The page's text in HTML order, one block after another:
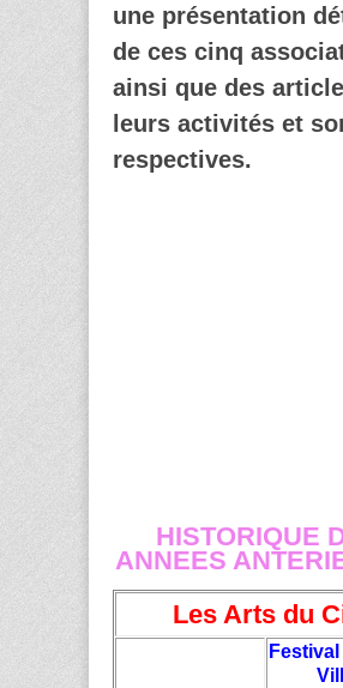
une présentation
de ces cinq
ainsi que des
leurs activités et
respectives.
HISTORIQUE
ANNEES
Les Arts du